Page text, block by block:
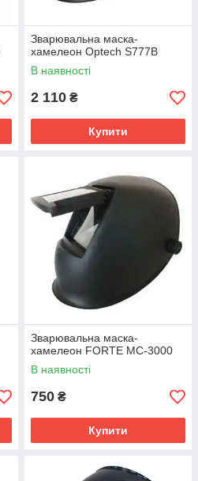
Зварювальна маска-
хамелеон Optech S777В
В наявності
2 110 ₴
Купити
Зварювальна маска-
хамелеон FORTE МС-3000
В наявності
750 ₴
Купити